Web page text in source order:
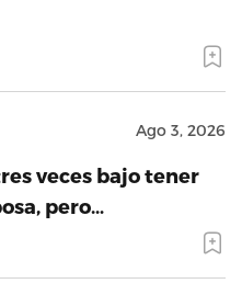
Ago 3, 2026
veces bajo tener
pero…